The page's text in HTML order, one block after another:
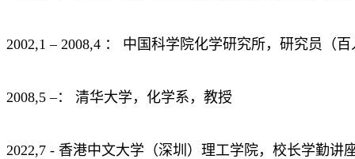
2002,1 – 2008,4 ： 中国科学院化学研究所，研究员（
2008,5 –： 清华大学，化学系，教授
2022,7 - 香港中文大学（深圳）理工学院，校长学勤讲